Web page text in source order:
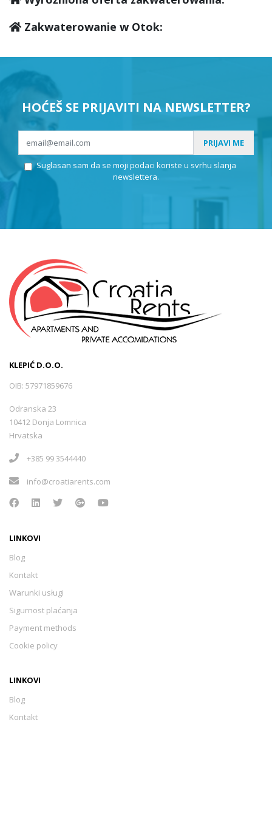
Zakwaterowanie w Otok:
HOĆEŠ SE PRIJAVITI NA NEWSLETTER?
PRIJAVI ME
Suglasan sam da se moji podaci koriste u svrhu slanja
newslettera.
KLEPIĆ D.O.O.
OIB: 57971859676
Odranska 23
10412 Donja Lomnica
Hrvatska
+385 99 3544440
info@croatiarents.com
LINKOVI
Blog
Kontakt
Warunki usługi
Sigurnost plaćanja
Payment methods
Cookie policy
LINKOVI
Blog
Kontakt